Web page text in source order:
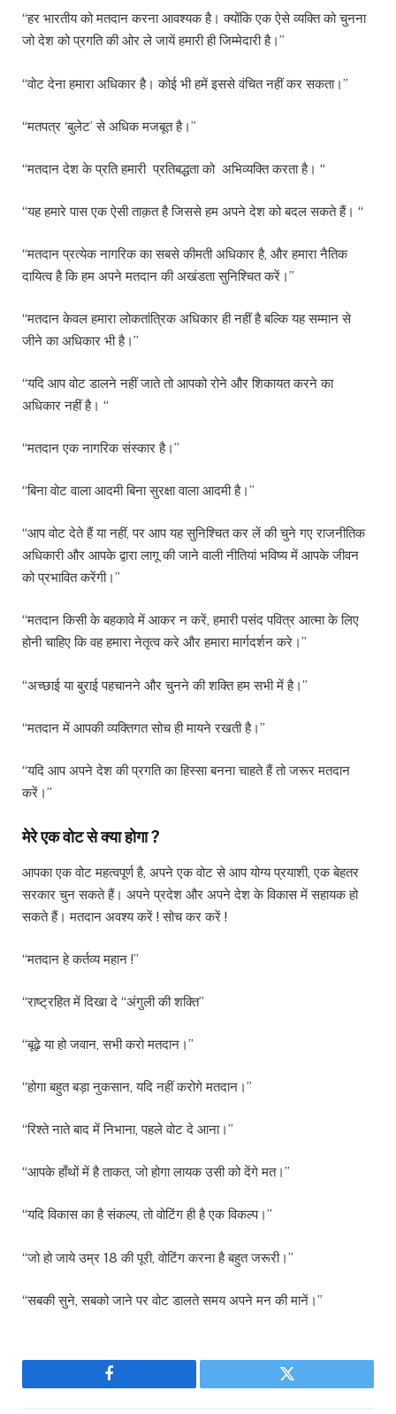
“हर भारतीय को मतदान करना आवश्यक है। क्योंकि एक ऐसे व्यक्ति को चुनना
जो देश को प्रगति की ओर ले जायें हमारी ही जिम्मेदारी है।”
“वोट देना हमारा अधिकार है। कोई भी हमें इससे वंचित नहीं कर सकता।”
“मतपत्र ‘बुलेट’ से अधिक मजबूत है।”
“मतदान देश के प्रति हमारी प्रतिबद्धता को अभिव्यक्ति करता है। “
“यह हमारे पास एक ऐसी ताक़त है जिससे हम अपने देश को बदल सकते हैं। “
“मतदान प्रत्येक नागरिक का सबसे कीमती अधिकार है, और हमारा नैतिक
दायित्व है कि हम अपने मतदान की अखंडता सुनिश्चित करें।”
“मतदान केवल हमारा लोकतांत्रिक अधिकार ही नहीं है बल्कि यह सम्मान से
जीने का अधिकार भी है।”
“यदि आप वोट डालने नहीं जाते तो आपको रोने और शिकायत करने का
अधिकार नहीं है। “
“मतदान एक नागरिक संस्कार है।”
“बिना वोट वाला आदमी बिना सुरक्षा वाला आदमी है।”
“आप वोट देते हैं या नहीं, पर आप यह सुनिश्चित कर लें की चुने गए राजनीतिक
अधिकारी और आपके द्वारा लागू की जाने वाली नीतियां भविष्य में आपके जीवन
को प्रभावित करेंगी।”
“मतदान किसी के बहकावे में आकर न करें, हमारी पसंद पवित्र आत्मा के लिए
होनी चाहिए कि वह हमारा नेतृत्व करे और हमारा मार्गदर्शन करे।”
“अच्छाई या बुराई पहचानने और चुनने की शक्ति हम सभी में है।”
“मतदान में आपकी व्यक्तिगत सोच ही मायने रखती है।”
“यदि आप अपने देश की प्रगति का हिस्सा बनना चाहते हैं तो जरूर मतदान
करें।”
मेरे एक वोट से क्या होगा ?
आपका एक वोट महत्वपूर्ण है, अपने एक वोट से आप योग्य प्रयाशी, एक बेहतर
सरकार चुन सकते हैं। अपने प्रदेश और अपने देश के विकास में सहायक हो
सकते हैं। मतदान अवश्य करें ! सोच कर करें !
“मतदान हे कर्तव्य महान !”
“राष्ट्रहित में दिखा दे “अंगुली की शक्ति”
“बूढ़े या हो जवान, सभी करो मतदान।”
“होगा बहुत बड़ा नुकसान, यदि नहीं करोगे मतदान।”
“रिश्ते नाते बाद में निभाना, पहले वोट दे आना।”
“आपके हाँथों में है ताकत, जो होगा लायक उसी को देंगे मत।”
“यदि विकास का है संकल्प, तो वोटिंग ही है एक विकल्प।”
“जो हो जाये उम्र 18 की पूरी, वोटिंग करना है बहुत जरूरी।”
“सबकी सुने, सबको जाने पर वोट डालते समय अपने मन की मानें।”
Facebook Twitter